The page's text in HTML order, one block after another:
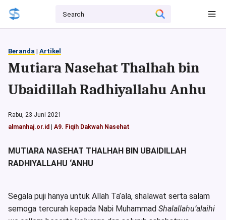
Beranda | Artikel
Mutiara Nasehat Thalhah bin
Ubaidillah Radhiyallahu Anhu
Rabu, 23 Juni 2021
almanhaj.or.id
A9. Fiqih Dakwah Nasehat
MUTIARA NASEHAT THALHAH BIN UBAIDILLAH
RADHIYALLAHU ‘ANHU
Segala puji hanya untuk Allah Ta’ala, shalawat serta salam
semoga tercurah kepada Nabi Muhammad Shalallahu’alaihi